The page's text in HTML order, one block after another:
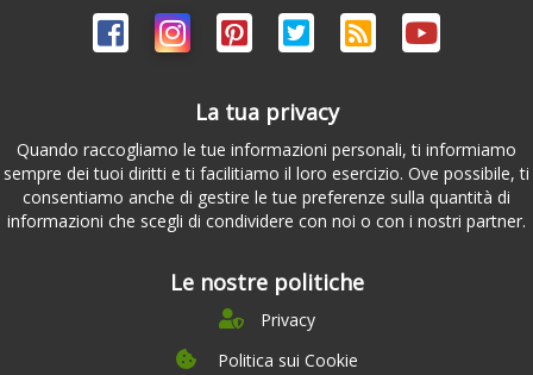
La tua privacy
Quando raccogliamo le tue informazioni personali, ti informiamo
sempre dei tuoi diritti e ti facilitiamo il loro esercizio. Ove possibile, ti
consentiamo anche di gestire le tue preferenze sulla quantità di
informazioni che scegli di condividere con noi o con i nostri partner.
Le nostre politiche
Privacy
Politica sui Cookie